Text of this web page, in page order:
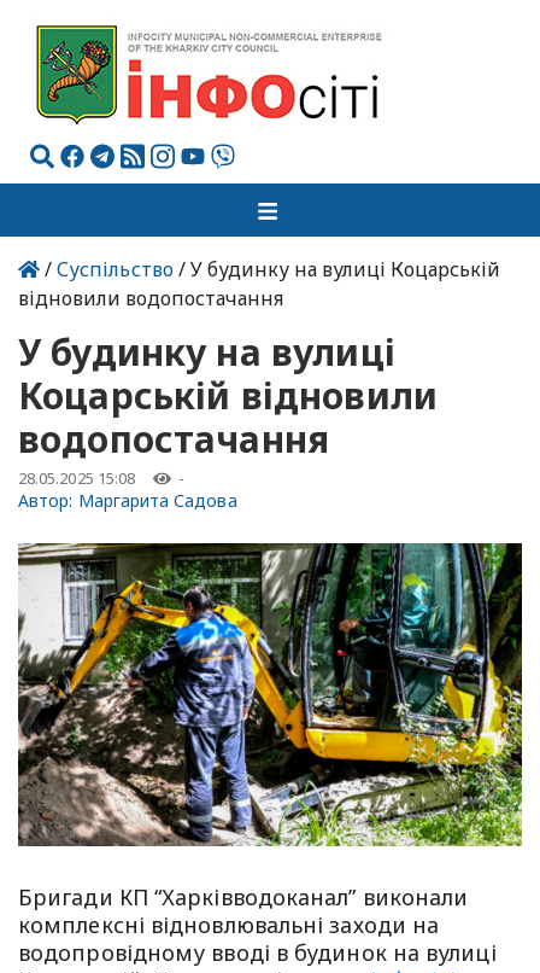
/Суспільство/ У будинку на вулиці Коцарській
відновили водопостачання
У будинку на вулиці
Коцарській відновили
водопостачання
28.05.2025 15:08 -
Автор: Маргарита Садова
Бригади КП “Харківводоканал” виконали
комплексні відновлювальні заходи на
водопровідному вводі в будинок на вулиці